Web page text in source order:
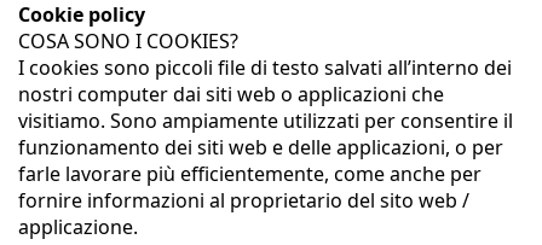
Cookie policy
COSA SONO I COOKIES?
I cookies sono piccoli file di testo salvati all’interno dei
nostri computer dai siti web o applicazioni che
visitiamo. Sono ampiamente utilizzati per consentire il
funzionamento dei siti web e delle applicazioni, o per
farle lavorare più efficientemente, come anche per
fornire informazioni al proprietario del sito web /
applicazione.